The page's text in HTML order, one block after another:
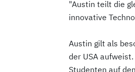
"Austin teilt die
innovative
Austin gilt als
der USA
Studenten auf